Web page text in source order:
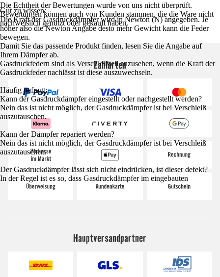
Gut zu wissen:
Die Kraft der Gasdruckdämpfer wird in Newton (N) angegeben. Je
höher also die Newton Angabe desto mehr Gewicht kann die Feder
bewegen.
Damit Sie das passende Produkt finden, lesen Sie die Angabe auf
Ihrem Dämpfer ab.
Gasdruckfedern sind als Verschleißteil anzusehen, wenn die Kraft der
Gasdruckfeder nachlässt ist diese auszuwechseln.
Häufig gefragt:
Kann der Gasdruckdämpfer eingestellt oder nachgestellt werden?
Nein das ist nicht möglich, der Gasdruckdämpfer ist bei Verschleiß
auszutauschen.
Kann der Dämpfer repariert werden?
Nein das ist nicht möglich, der Gasdruckdämpfer ist bei Verschleiß
auszutauschen.
Der Gasdruckdämpfer lässt sich nicht eindrücken, ist dieser defekt?
In der Regel ist es so, dass Gasdruckdämpfer im eingebauten
Die Echtheit der Bewertungen wurde von uns nicht überprüft.
Bewertungen können auch von Kunden stammen, die die Ware nicht
nachweislich genutzt oder gekauft haben.
Zahlarten
Hauptversandpartner